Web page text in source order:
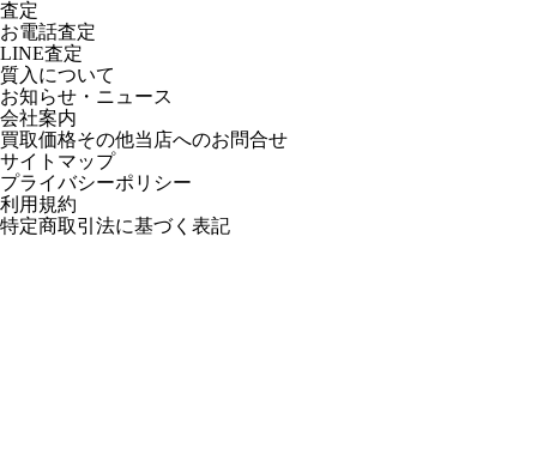
査定
お電話査定
LINE査定
質入について
お知らせ・ニュース
会社案内
買取価格その他当店へのお問合せ
サイトマップ
プライバシーポリシー
利用規約
特定商取引法に基づく表記